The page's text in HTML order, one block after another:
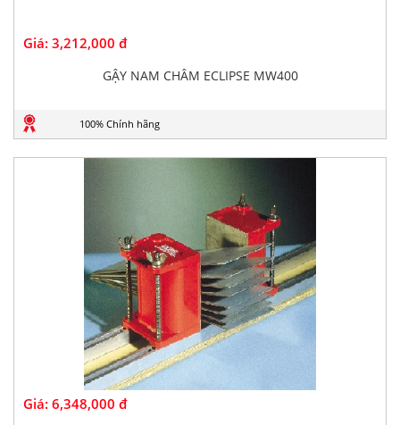
Giá: 3,212,000 đ
GẬY NAM CHÂM ECLIPSE MW400
100% Chính hãng
Giá: 6,348,000 đ